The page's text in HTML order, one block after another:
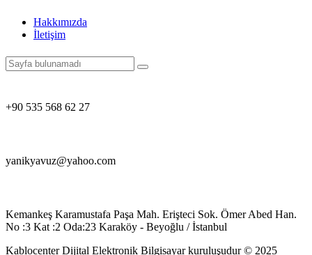
Hakkımızda
İletişim
+90 535 568 62 27
yanikyavuz@yahoo.com
Kemankeş Karamustafa Paşa Mah. Erişteci Sok. Ömer Abed Han.
No :3 Kat :2 Oda:23 Karaköy - Beyoğlu / İstanbul
Kablocenter Dijital Elektronik Bilgisayar kuruluşudur © 2025